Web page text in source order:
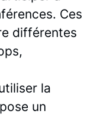
Ces
différentes
la
un